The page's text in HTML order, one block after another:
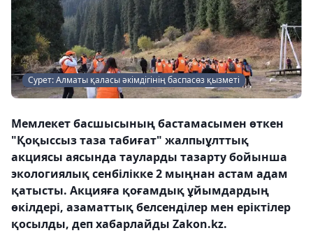
Сурет: Алматы қаласы әкімдігінің баспасөз қызметі
Мемлекет басшысының бастамасымен өткен
"Қоқыссыз таза табиғат" жалпыұлттық
акциясы аясында тауларды тазарту бойынша
экологиялық сенбілікке 2 мыңнан астам адам
қатысты. Акцияға қоғамдық ұйымдардың
өкілдері, азаматтық белсенділер мен еріктілер
қосылды, деп хабарлайды Zakon.kz.